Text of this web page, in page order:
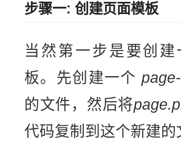
步骤一: 创建页面模板
当然第一步是要创建
板。先创建一个
的文件，然后将
代码复制到这个新建的